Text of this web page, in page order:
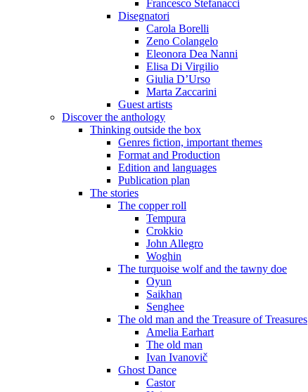
Francesco Stefanacci
Disegnatori
Carola Borelli
Zeno Colangelo
Eleonora Dea Nanni
Elisa Di Virgilio
Giulia D’Urso
Marta Zaccarini
Guest artists
Discover the anthology
Thinking outside the box
Genres fiction, important themes
Format and Production
Edition and languages
Publication plan
The stories
The copper roll
Tempura
Crokkio
John Allegro
Woghin
The turquoise wolf and the tawny doe
Oyun
Saikhan
Senghee
The old man and the Treasure of Treasures
Amelia Earhart
The old man
Ivan Ivanovič
Ghost Dance
Castor